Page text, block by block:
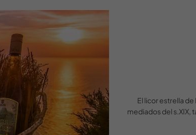
El licor estrella
mediados del s.XIX,